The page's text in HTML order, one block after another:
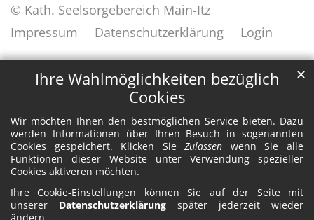
Ihre Wahlmöglichkeiten bezüglich
Cookies
Wir möchten Ihnen den bestmöglichen Service bieten. Dazu
werden Informationen über Ihren Besuch in sogenannten
Cookies gespeichert. Klicken SieZulassen wenn Sie alle
Funktionen dieser Website unter Verwendung spezieller
Cookies aktiveren möchten.
Ihre Cookie-Einstellungen können Sie auf der Seite mit
unserer Datenschutzerklärung später jederzeit wieder
✕
© Kath. Seelsorgebereich Main-Itz
Impressum
Datenschutzerklärung Login